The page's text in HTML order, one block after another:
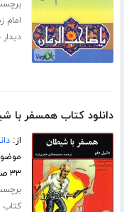
امام
دیدار
دانلود کتاب همسفر با
از:
۳۳ صفحه
کتاب